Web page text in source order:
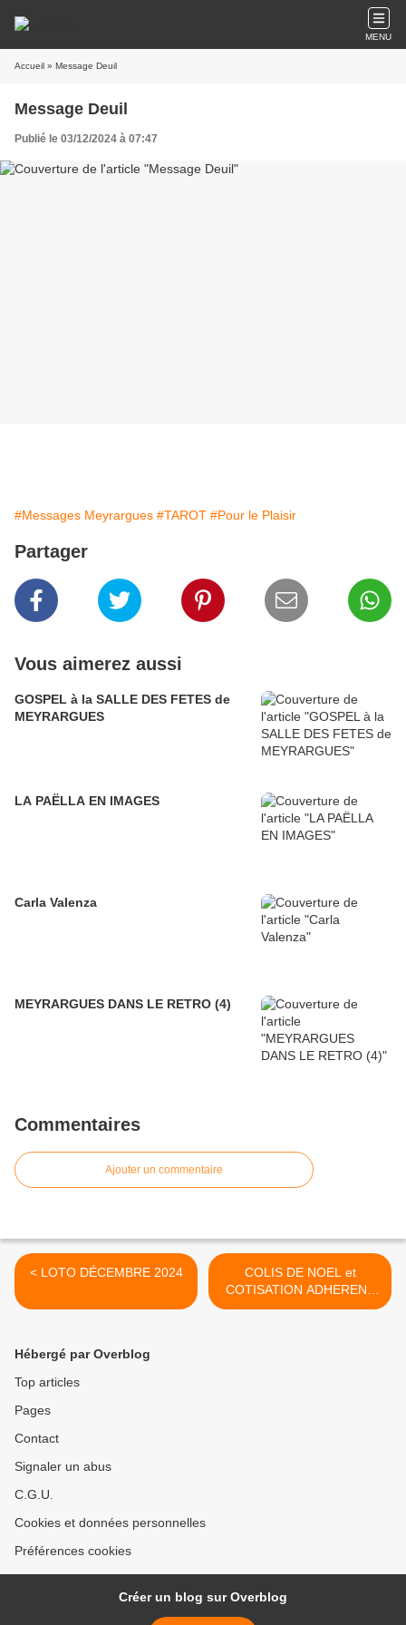
MENU
Accueil » Message Deuil
Message Deuil
Publié le 03/12/2024 à 07:47
#Messages Meyrargues #TAROT #Pour le Plaisir
Partager
Vous aimerez aussi
GOSPEL à la SALLE DES FETES de
MEYRARGUES
LA PAËLLA EN IMAGES
Carla Valenza
MEYRARGUES DANS LE RETRO (4)
Commentaires
Ajouter un commentaire
< LOTO DÉCEMBRE 2024
COLIS DE NOEL et
COTISATION ADHERENT
2025 >
Hébergé par Overblog
Top articles
Pages
Contact
Signaler un abus
C.G.U.
Cookies et données personnelles
Préférences cookies
Créer un blog sur Overblog